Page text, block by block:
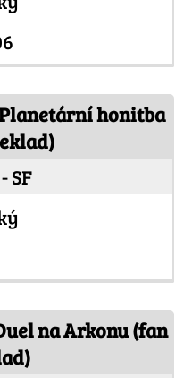
honitba
SF
na Arkonu (fan